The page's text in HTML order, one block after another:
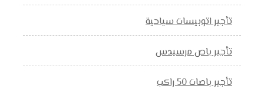
تأجير اتوبيسات سياحية
تأجير باص مرسيدس
تأجير باصات 50 راكب